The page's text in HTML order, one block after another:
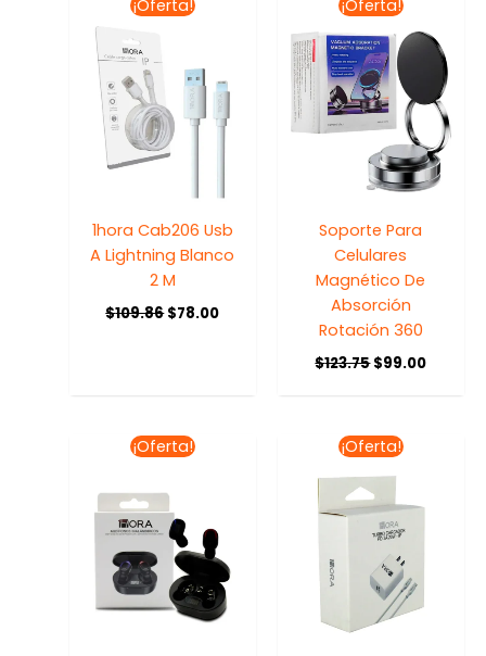
¡Oferta!
1hora Cab206 Usb
A Lightning Blanco
2 M
$109.86
precio
$109.86.
$78.00
$78.00.
¡Oferta!
Soporte Para
Celulares
Magnético De
Absorción
Rotación 360
$123.75
precio
original
era:
$123.75.
$99.00
actual
es:
$99.00.
¡Oferta!
El
precio
era:
$277.78.
¡Oferta!
El
precio
original
era:
$168.83.